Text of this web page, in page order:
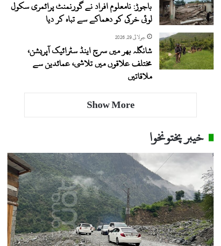
باجوڑ: نامعلوم افراد نے گورنمنٹ پرائمری سکول
لوئی خرکی کو دھماکے سے تباہ کر دیا
جولائی 29, 2026
شانگلہ بھر میں سرچ اینڈ سٹرائیک آپریشن،
مختلف علاقوں میں تلاشی، عمائدین سے
ملاقاتیں
Show More
خیبر پختونخوا